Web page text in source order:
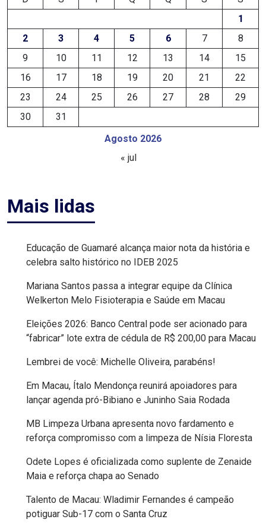
EDUCAÇÃO
ELEIÇÃO
ESCOLAR
ELEIÇÕES
CARNAUBAIS
EMANCIPAÇÃO
DE
MACAU
EMANCIPAÇÃO
POLÍTICA
EMPREENDIMENTO
ENTREVISTA
ESPORTE
EVENTOS
FAKE
NEWS
Agosto 2026
1
2
3 4 5 6 7
8
9
10 11 12 13 14
15
16
17 18 19 20 21
22
23
24 25 26 27 28
29
30
31
« jul
Mais lidas
Educação de Guamaré alcança maior nota da história e
celebra salto histórico no IDEB 2025
Mariana Santos passa a integrar equipe da Clínica
Welkerton Melo Fisioterapia e Saúde em Macau
Eleições 2026: Banco Central pode ser acionado para
“fabricar” lote extra de cédula de R$ 200,00 para Macau
Lembrei de você: Michelle Oliveira, parabéns!
Em Macau, Ítalo Mendonça reunirá apoiadores para
lançar agenda pró-Bibiano e Juninho Saia Rodada
MB Limpeza Urbana apresenta novo fardamento e
reforça compromisso com a limpeza de Nísia Floresta
Odete Lopes é oficializada como suplente de Zenaide
Maia e reforça chapa ao Senado
Talento de Macau: Wladimir Fernandes é campeão
potiguar Sub-17 com o Santa Cruz